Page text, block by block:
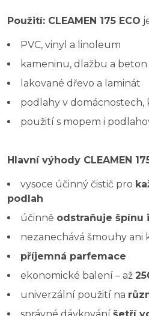
Použití: CLEAMEN 175 ECO
PVC, vinyl a linoleum
kameninu, dlažbu a beton
lakované dřevo a laminát
podlahy v domácnostech,
použití s mopem i
Hlavní výhody CLEAMEN
vysoce účinný čistič pro
podlah
účinně odstraňuje špínu
nezanechává šmouhy ani
příjemná parfemace
ekonomické balení – až
univerzální použití na
správné dávkování šetří